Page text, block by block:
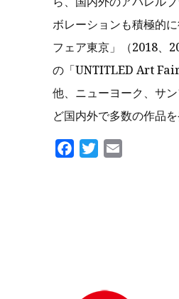
ボレーションも積極的
フェア東京」（2018、
の「UNTITLED Art
他、ニューヨーク、サ
ど国内外で多数の作品を
FacebookTwitter